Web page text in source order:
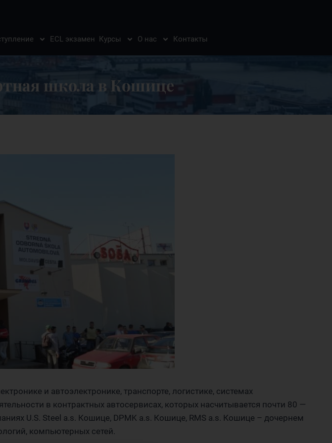
ECL экзамен Курсы О нас Контакты
школа в Кошице
и автоэлектронике, транспорте, логистике, системах
в контрактных автосервисах, которых насчитывается почти 80 —
U.S. Steel a.s. Кошице, DPMK a.s. Кошице, RMS a.s. Кошице – дочернем
компьютерных сетей.